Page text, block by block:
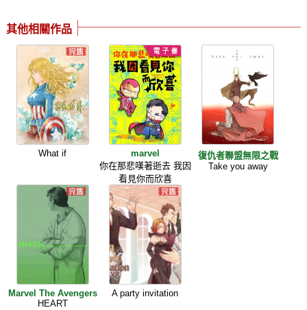
其他相關作品
What if
marvel
你在那悲嘆著逝去 我因
看見你而欣喜
復仇者聯盟無限之戰
Take you away
Marvel The Avengers
HEART
A party invitation